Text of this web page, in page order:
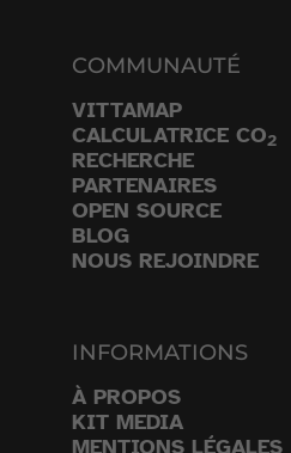
COMMUNAUTÉ
VITTAMAP
CALCULATRICE CO2
RECHERCHE
PARTENAIRES
OPEN SOURCE
BLOG
NOUS REJOINDRE
INFORMATIONS
À PROPOS
KIT MEDIA
MENTIONS LÉGALES